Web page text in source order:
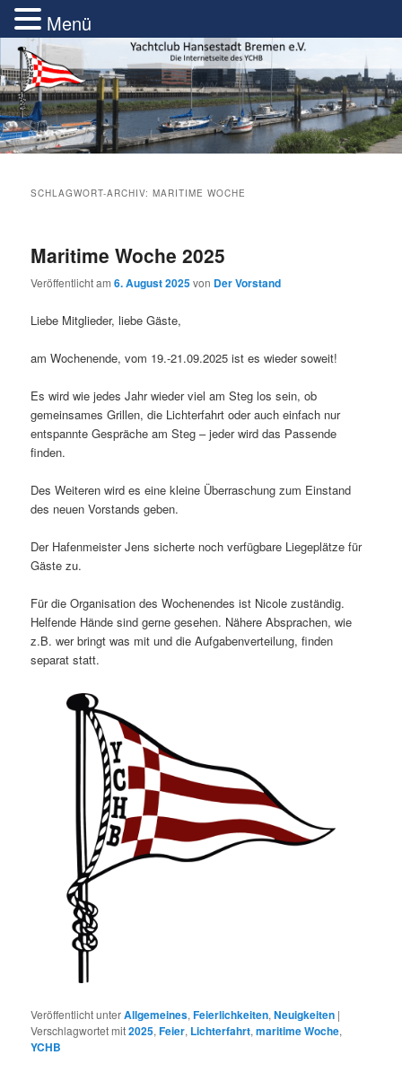
Zum
primären
Inhalt
springen
Zum
sekundären
Inhalt
springenYacht Club Hansestadt Bremen e.V.
Internetseite des YCHB
SCHLAGWORT-ARCHIV:MARITIME WOCHE
Maritime Woche 2025
Veröffentlicht am6. August 2025von Der Vorstand
Liebe Mitglieder, liebe Gäste,
am Wochenende, vom 19.-21.09.2025 ist es wieder soweit!
Es wird wie jedes Jahr wieder viel am Steg los sein, ob
gemeinsames Grillen, die Lichterfahrt oder auch einfach nur
entspannte Gespräche am Steg – jeder wird das Passende
finden.
Des Weiteren wird es eine kleine Überraschung zum Einstand
des neuen Vorstands geben.
Der Hafenmeister Jens sicherte noch verfügbare Liegeplätze für
Gäste zu.
Für die Organisation des Wochenendes ist Nicole zuständig.
Helfende Hände sind gerne gesehen. Nähere Absprachen, wie
z.B. wer bringt was mit und die Aufgabenverteilung, finden
separat statt.
Veröffentlicht unterAllgemeines,Feierlichkeiten,Neuigkeiten |
Verschlagwortet mit2025,Feier, Lichterfahrt,maritime Woche,
YCHB
Menü